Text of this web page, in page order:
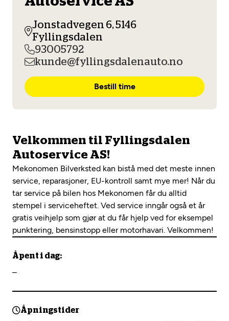
Se alle (52) tjenester her
Mekonomen Bilkonto
Mekonomen Fleet
Les mer
Fritt verkstedvalg
Lønnsomt valg
Mobilitetsgaranti
Nybilgaranti og fabrikkgaranti
Opprett en konto
Jonstadvegen 6, 5146
Fyllingsdalen
93005792
kunde@fyllingsdalenauto.no
Bestill time
Velkommen til Fyllingsdalen
Autoservice AS!
Mekonomen Bilverksted kan bistå med det meste innen
service, reparasjoner, EU-kontroll samt mye mer! Når du
tar service på bilen hos Mekonomen får du alltid
stempel i serviceheftet. Ved service inngår også et år
gratis veihjelp som gjør at du får hjelp ved for eksempel
punktering, bensinstopp eller motorhavari. Velkommen!
Åpent i dag:
–
Åpningstider